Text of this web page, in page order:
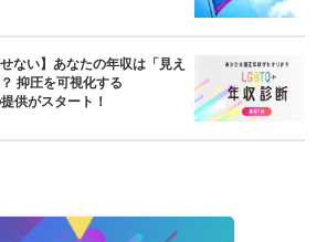
ない】あなたの年収は「見え
抑圧を可視化する
供がスタート！